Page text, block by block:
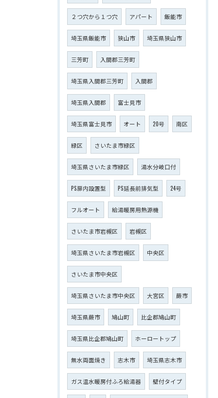
２つ穴から１つ穴 アパート 飯能市
埼玉県飯能市 狭山市 埼玉県狭山市
三芳町 入間郡三芳町
埼玉県入間郡三芳町 入間郡
埼玉県入間郡 富士見市
埼玉県富士見市 オート 20号 南区
緑区 さいたま市緑区
埼玉県さいたま市緑区 湯水分岐口付
PS扉内設置型 PS延長前排気型 24号
フルオート 給湯暖房用熱源機
さいたま市岩槻区 岩槻区
埼玉県さいたま市岩槻区 中央区
さいたま市中央区
埼玉県さいたま市中央区 大宮区 蕨市
埼玉県蕨市 鳩山町 比企郡鳩山町
埼玉県比企郡鳩山町 ホーロートップ
無水両面焼き 志木市 埼玉県志木市
ガス温水暖房付ふろ給湯器 壁付タイプ